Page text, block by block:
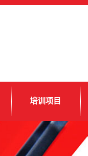
培训项目